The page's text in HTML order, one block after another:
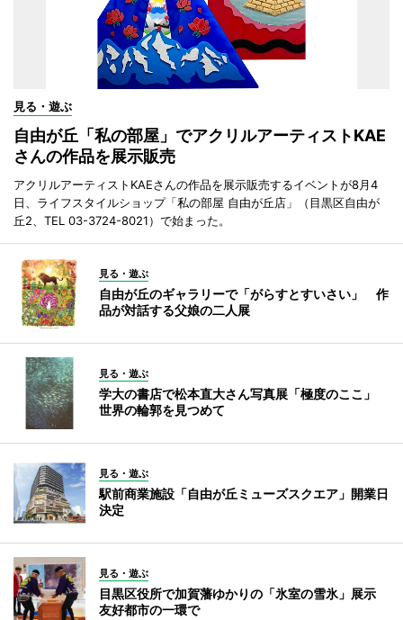
見る・遊ぶ
自由が丘「私の部屋」でアクリルアーティストKAE
さんの作品を展示販売
アクリルアーティストKAEさんの作品を展示販売するイベントが8月4
日、ライフスタイルショップ「私の部屋 自由が丘店」（目黒区自由が
丘2、TEL 03-3724-8021）で始まった。
見る・遊ぶ
自由が丘のギャラリーで「がらすとすいさい」 作
品が対話する父娘の二人展
見る・遊ぶ
学大の書店で松本直大さん写真展「極度のここ」
世界の輪郭を見つめて
見る・遊ぶ
駅前商業施設「自由が丘ミューズスクエア」開業日
決定
見る・遊ぶ
目黒区役所で加賀藩ゆかりの「氷室の雪氷」展示
友好都市の一環で